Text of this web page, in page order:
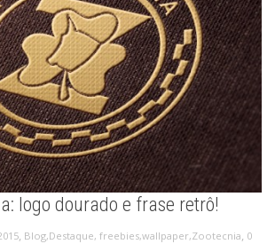
logo dourado e frase retrô!
, Blog,Destaque, freebies,wallpaper,Zootecnia, 0